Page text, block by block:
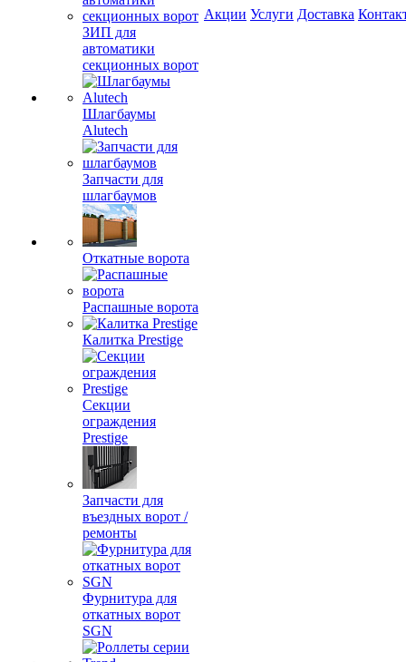
ЗИП для
автоматики
секционных ворот
Шлагбаумы
Alutech
Запчасти для
шлагбаумов
Откатные ворота
Распашные ворота
Калитка Prestige
Секции
ограждения
Prestige
Запчасти для
въездных ворот /
ремонты
Фурнитура для
откатных ворот
SGN
Акции Услуги Доставка